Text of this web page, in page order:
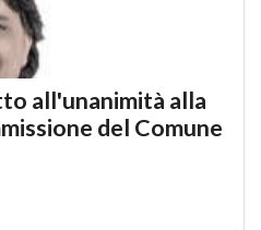
all'unanimità alla
del Comune